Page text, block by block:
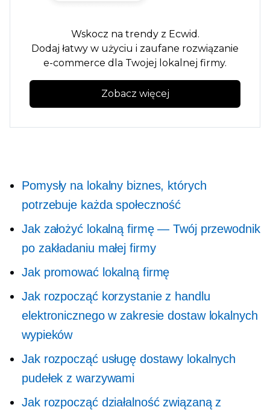
Wskocz na trendy z Ecwid.
Dodaj łatwy w użyciu i zaufane rozwiązanie
e-commerce dla Twojej lokalnej firmy.
Zobacz więcej
Pomysły na lokalny biznes, których
potrzebuje każda społeczność
Jak założyć lokalną firmę — Twój przewodnik
po zakładaniu małej firmy
Jak promować lokalną firmę
Jak rozpocząć korzystanie z handlu
elektronicznego w zakresie dostaw lokalnych
wypieków
Jak rozpocząć usługę dostawy lokalnych
pudełek z warzywami
Jak rozpocząć działalność związaną z